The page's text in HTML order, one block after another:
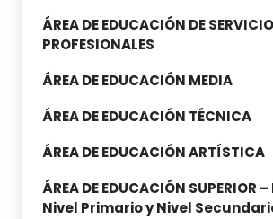
ÁREA DE EDUCACIÓN DE
PROFESIONALES
ÁREA DE EDUCACIÓN MEDIA
ÁREA DE EDUCACIÓN TÉCNICA
ÁREA DE EDUCACIÓN ARTÍSTICA
ÁREA DE EDUCACIÓN SUPERIOR
Nivel Primario y Nivel